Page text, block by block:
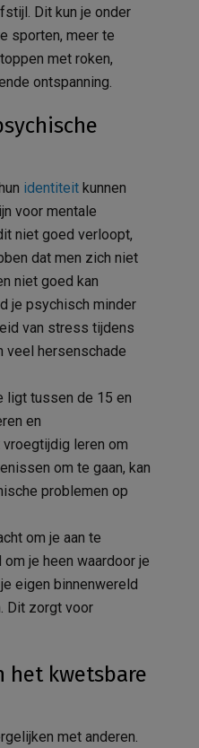
Dit kun je onder
sporten, meer te
met roken,
ontspanning.
identiteit kunnen
voor mentale
niet goed verloopt,
dat men zich niet
niet goed kan
je psychisch minder
van stress tijdens
veel hersenschade
ligt tussen de 15 en
en
leren om
om te gaan, kan
problemen op
om je aan te
je heen waardoor je
eigen binnenwereld
Dit zorgt voor
het kwetsbare
met anderen.